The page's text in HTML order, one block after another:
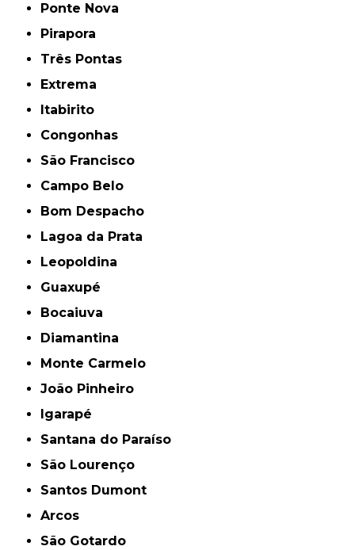
Ponte Nova
Pirapora
Três Pontas
Extrema
Itabirito
Congonhas
São Francisco
Campo Belo
Bom Despacho
Lagoa da Prata
Leopoldina
Guaxupé
Bocaiuva
Diamantina
Monte Carmelo
João Pinheiro
Igarapé
Santana do Paraíso
São Lourenço
Santos Dumont
Arcos
São Gotardo